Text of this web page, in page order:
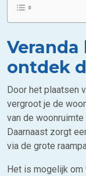
ontdek
Door het plaatsen
vergroot je de
van de
Daarnaast zorgt
via de grote
Het is mogelijk